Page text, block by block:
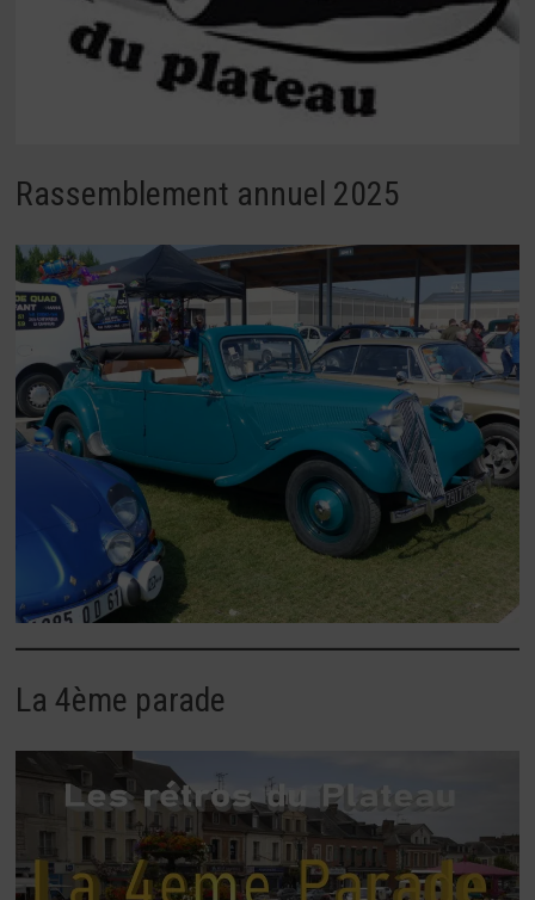
Rassemblement annuel 2025
La 4ème parade